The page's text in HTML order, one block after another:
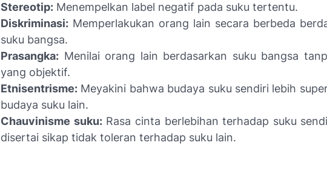
Stereotip: Menempelkan label negatif pada suku tertentu.
Diskriminasi: Memperlakukan orang lain secara berbeda
suku bangsa.
Prasangka: Menilai orang lain berdasarkan suku bangsa
yang objektif.
Etnisentrisme: Meyakini bahwa budaya suku sendiri lebih
budaya suku lain.
Chauvinisme suku:Rasa cinta berlebihan terhadap suku
disertai sikap tidak toleran terhadap suku lain.